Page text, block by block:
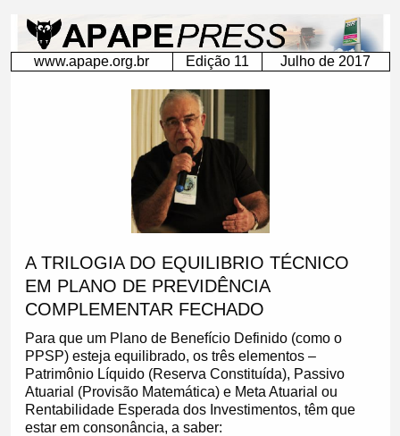
www.apape.org.br Edição 11 Julho de 2017
A TRILOGIA DO EQUILIBRIO TÉCNICO
EM PLANO DE PREVIDÊNCIA
COMPLEMENTAR FECHADO
Para que um Plano de Benefício Definido (como o
PPSP) esteja equilibrado, os três elementos –
Patrimônio Líquido (Reserva Constituída), Passivo
Atuarial (Provisão Matemática) e Meta Atuarial ou
Rentabilidade Esperada dos Investimentos, têm que
estar em consonância, a saber: